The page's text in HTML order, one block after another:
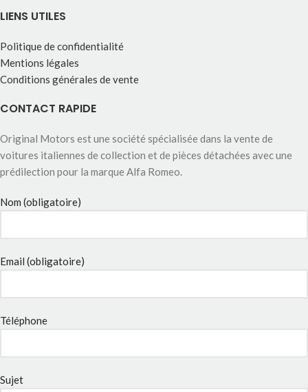
LIENS UTILES
Politique de confidentialité
Mentions légales
Conditions générales de vente
CONTACT RAPIDE
Original Motors est une société spécialisée dans la vente de
voitures italiennes de collection et de pièces détachées avec une
prédilection pour la marque Alfa Romeo.
Nom (obligatoire)
Email (obligatoire)
Téléphone
Sujet